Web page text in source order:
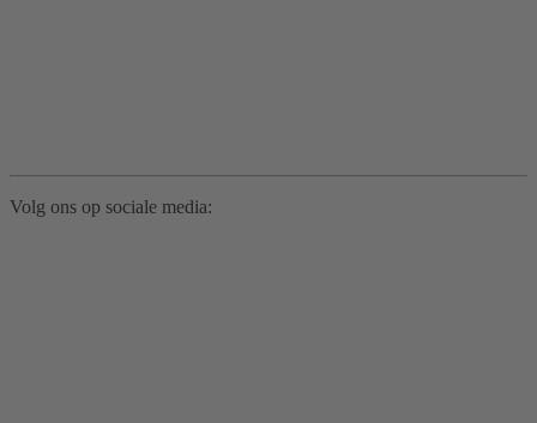
Volg ons op sociale media: